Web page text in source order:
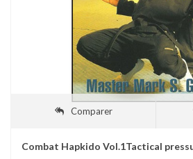
Comparer
Combat Hapkido Vol.1Tactical